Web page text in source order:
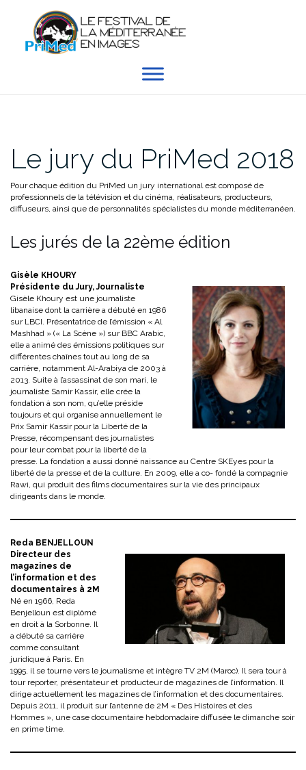
contenu
Le jury du PriMed 2018
Pour chaque édition du PriMed un jury international est composé de
professionnels de la télévision et du cinéma, réalisateurs, producteurs,
diffuseurs, ainsi que de personnalités spécialistes du monde méditerranéen.
Les jurés de la 22ème édition
Gisèle KHOURY
Présidente du Jury, Journaliste
Gisèle Khoury est une journaliste
libanaise dont la carrière a débuté en 1986
sur LBCI. Présentatrice de l’émission « Al
Mashhad » (« La Scène ») sur BBC Arabic,
elle a animé des émissions politiques sur
différentes chaînes tout au long de sa
carrière, notamment Al-Arabiya de 2003 à
2013. Suite à l’assassinat de son mari, le
journaliste Samir Kassir, elle crée la
fondation à son nom, qu’elle préside
toujours et qui organise annuellement le
Prix Samir Kassir pour la Liberté de la
Presse, récompensant des journalistes
pour leur combat pour la liberté de la
presse. La fondation a aussi donné naissance au Centre SKEyes pour la
liberté de la presse et de la culture. En 2009, elle a co- fondé la compagnie
Rawi, qui produit des films documentaires sur la vie des principaux
dirigeants dans le monde.
Reda BENJELLOUN
Directeur des
magazines de
l’information et des
documentaires à 2M
Né en 1966, Reda
Benjelloun est diplômé
en droit à la Sorbonne. Il
a débuté sa carrière
comme consultant
juridique à Paris. En
1995, il se tourne vers le journalisme et intègre TV 2M (Maroc). Il sera tour à
tour reporter, présentateur et producteur de magazines de l’information. Il
dirige actuellement les magazines de l’information et des documentaires.
Depuis 2011, il produit sur l’antenne de 2M « Des Histoires et des
Hommes », une case documentaire hebdomadaire diffusée le dimanche soir
en prime time.